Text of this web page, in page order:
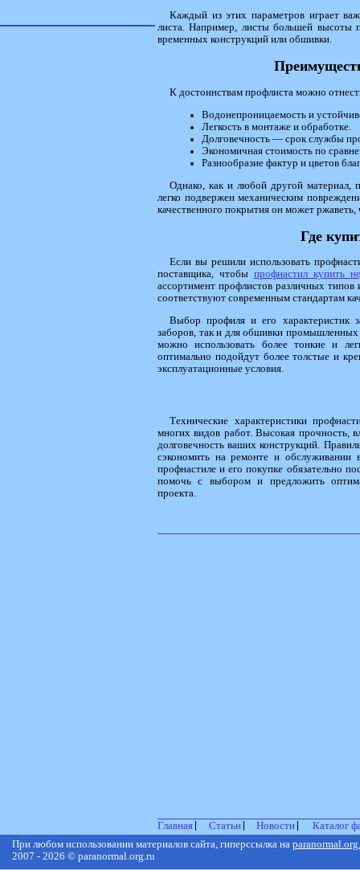
Каждый из этих параметров играет
листа. Например, листы большей высоты
временных конструкций или обшивки.
К достоинствам профлиста можно
Водонепроницаемость и
Легкость в монтаже и обработке.
Долговечность — срок службы
Экономичная стоимость по
Разнообразие фактур и цветов
Однако, как и любой другой материал,
легко подвержен механическим
качественного покрытия он может
Где
Если вы решили использовать
поставщика, чтобы профнастил купить
ассортимент профлистов различных
соответствуют современным стандартам
Выбор профиля и его характеристик
заборов, так и для обшивки
можно использовать более тонкие и
оптимально подойдут более толстые и
эксплуатационные условия.
Технические характеристики
многих видов работ. Высокая прочность,
долговечность ваших конструкций.
сэкономить на ремонте и
профнастиле и его покупке обязательно
помочь с выбором и предложить
проекта.
Главная Статьи Новости
Каталог
При любом использовании материалов сайта, гиперссылка на
2007 - 2026 © paranormal.org.ru